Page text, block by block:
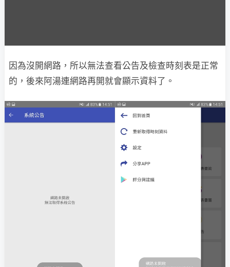
因為沒開網路，所以無法查看公告及檢查時刻表是正常
的，後來阿湯連網路再開就會顯示資料了。